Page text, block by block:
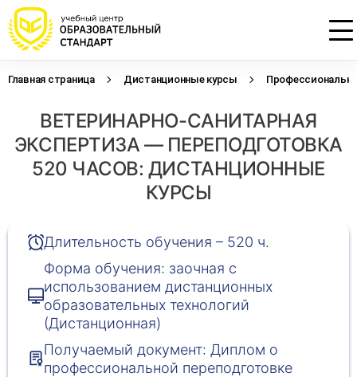
Главная страница Дистанционные курсы
ВЕТЕРИНАРНО-САНИТАРНАЯ
ЭКСПЕРТИЗА — ПЕРЕПОДГОТОВКА
520 ЧАСОВ: ДИСТАНЦИОННЫЕ
КУРСЫ
Длительность обучения – 520 ч.
Форма обучения: заочная с
использованием дистанционных
образовательных технологий
(Дистанционная)
Получаемый документ: Диплом о
профессиональной переподготовке
Оставьте свои данные, наши специалисты
свяжутся с Вами
Оставьте свои данные, наши специалисты
свяжутся с Вами
начислением баллов 14 ЗЕТ
Оставьте свои данные, наши специалисты
проконсультируют Вас